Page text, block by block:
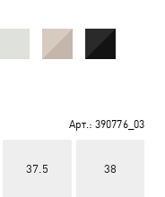
Арт.: 390776_03
37.5 38